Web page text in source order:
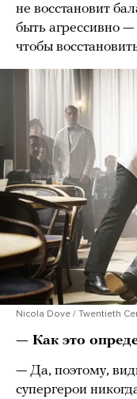
не восстановит
быть агрессивно —
чтобы
Nicola Dove / Twentieth
— Как это
— Да, поэтому,
супергерои